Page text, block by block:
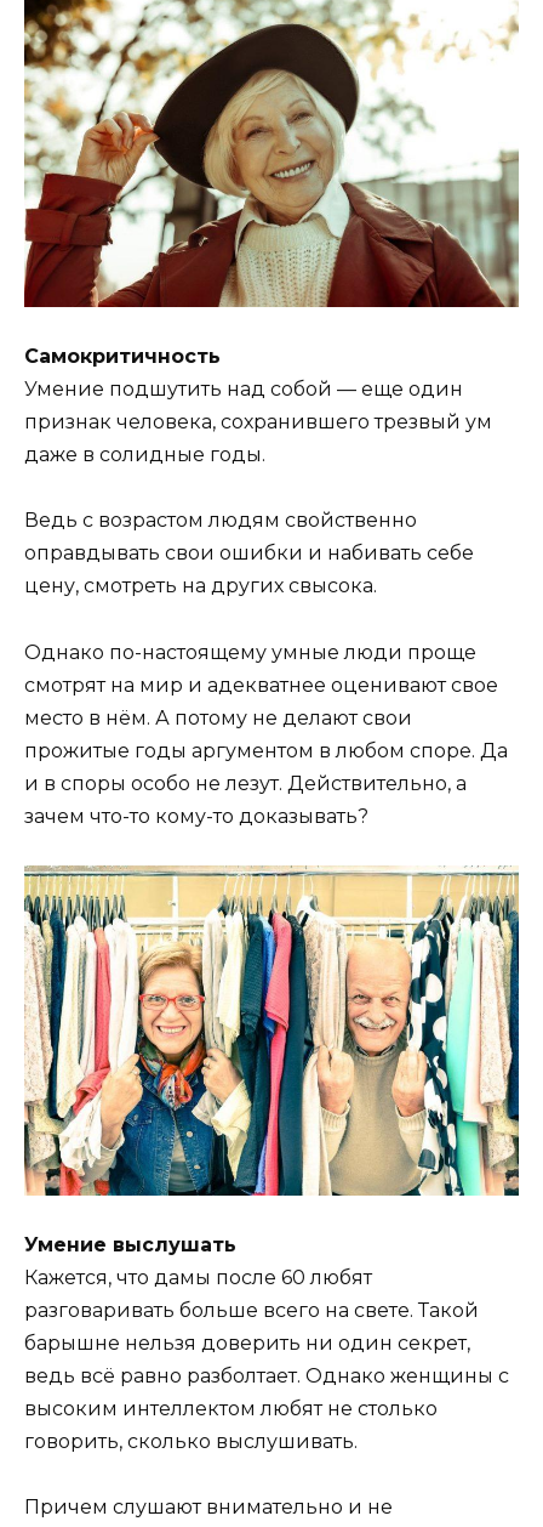
Самокритичность
Умение подшутить над собой — еще один
признак человека, сохранившего трезвый ум
даже в солидные годы.
Ведь с возрастом людям свойственно
оправдывать свои ошибки и набивать себе
цену, смотреть на других свысока.
Однако по-настоящему умные люди проще
смотрят на мир и адекватнее оценивают свое
место в нём. А потому не делают свои
прожитые годы аргументом в любом споре. Да
и в споры особо не лезут. Действительно, а
зачем что-то кому-то доказывать?
Умение выслушать
Кажется, что дамы после 60 любят
разговаривать больше всего на свете. Такой
барышне нельзя доверить ни один секрет,
ведь всё равно разболтает. Однако женщины с
высоким интеллектом любят не столько
говорить, сколько выслушивать.
Причем слушают внимательно и не